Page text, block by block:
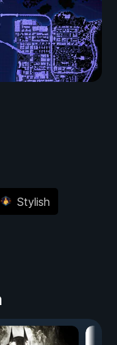
Stylish